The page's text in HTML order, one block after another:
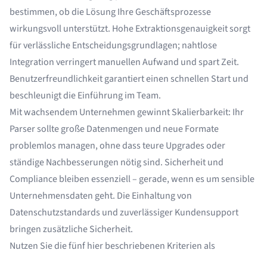
bestimmen, ob die Lösung Ihre Geschäftsprozesse
wirkungsvoll unterstützt. Hohe Extraktionsgenauigkeit sorgt
für verlässliche Entscheidungsgrundlagen; nahtlose
Integration verringert manuellen Aufwand und spart Zeit.
Benutzerfreundlichkeit garantiert einen schnellen Start und
beschleunigt die Einführung im Team.
Mit wachsendem Unternehmen gewinnt Skalierbarkeit: Ihr
Parser sollte große Datenmengen und neue Formate
problemlos managen, ohne dass teure Upgrades oder
ständige Nachbesserungen nötig sind. Sicherheit und
Compliance bleiben essenziell – gerade, wenn es um sensible
Unternehmensdaten geht. Die Einhaltung von
Datenschutzstandards und zuverlässiger Kundensupport
bringen zusätzliche Sicherheit.
Nutzen Sie die fünf hier beschriebenen Kriterien als